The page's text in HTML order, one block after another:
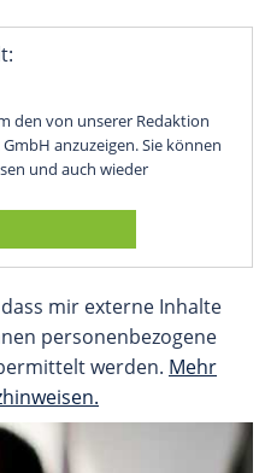
den von unserer Redaktion
anzuzeigen. Sie können
und auch wieder
mir externe Inhalte
personenbezogene
werden. Mehr